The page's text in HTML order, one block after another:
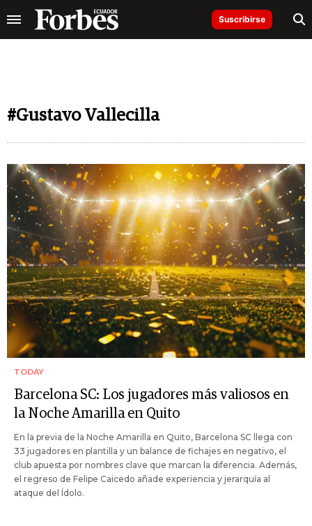
Suscribirse
#Gustavo Vallecilla
TODAY
Barcelona SC: Los jugadores más valiosos en
la Noche Amarilla en Quito
En la previa de la Noche Amarilla en Quito, Barcelona SC llega con
33 jugadores en plantilla y un balance de fichajes en negativo, el
club apuesta por nombres clave que marcan la diferencia. Además,
el regreso de Felipe Caicedo añade experiencia y jerarquía al
ataque del Ídolo.